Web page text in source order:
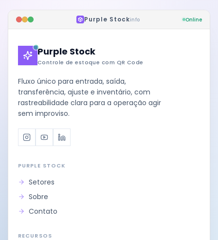
Purple Stockinfo Online
Purple Stock
Controle de estoque com QR Code
Fluxo único para entrada, saída,
transferência, ajuste e inventário, com
rastreabilidade clara para a operação agir
sem improviso.
Instagram
YoutubeLinkedIn
PURPLE STOCK
Setores
Sobre
Contato
RECURSOS